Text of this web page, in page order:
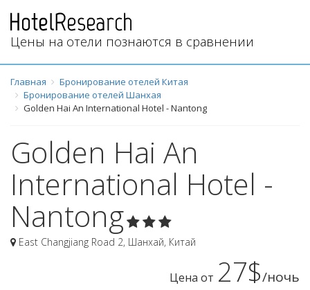
Цены на отели познаются в сравнении
Главная
Бронирование отелей Китая
Бронирование отелей Шанхая
Golden Hai An International Hotel - Nantong
Golden Hai An
International Hotel -
Nantong
East Changjiang Road 2, Шанхай, Китай
Цена от 27$/ночь